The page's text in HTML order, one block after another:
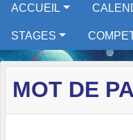
ACCUEIL
STAGES
MOT DE